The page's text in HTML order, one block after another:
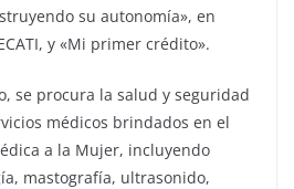
su autonomía», en
y «Mi primer crédito».
se procura la salud y seguridad
médicos brindados en el
a la Mujer, incluyendo
mastografía, ultrasonido,